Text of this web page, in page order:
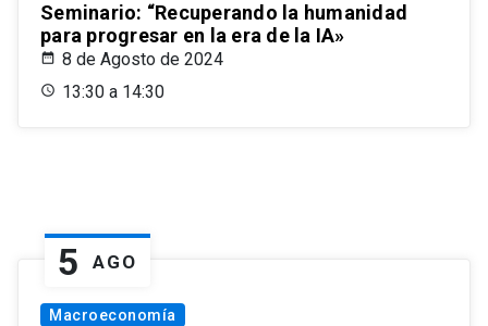
Seminario: “Recuperando la humanidad
para progresar en la era de la IA»
8 de Agosto de 2024
13:30 a 14:30
5 AGO
Macroeconomía